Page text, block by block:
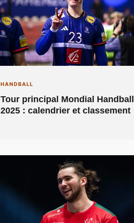
HANDBALL
Tour principal Mondial Handball
2025 : calendrier et classement